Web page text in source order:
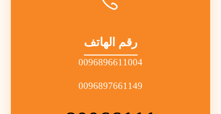
رقم الهاتف
0096896611004
0096897661149